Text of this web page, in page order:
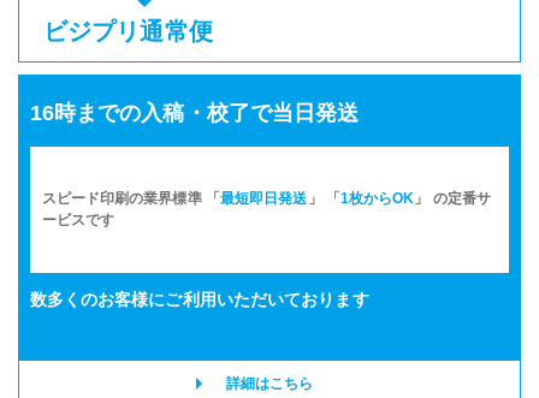
ビジプリ通常便
16時までの入稿・校了で当日発送
スピード印刷の業界標準 「最短即日発送 」 「1枚からOK 」 の定番サ
ービスです
数多くのお客様にご利用いただいております
詳細はこちら